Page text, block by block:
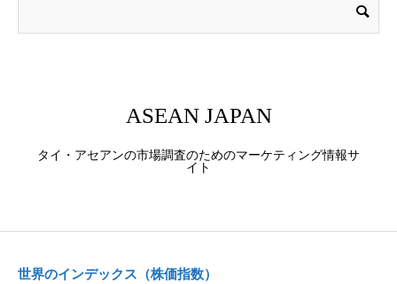
ASEAN JAPAN
タイ・アセアンの市場調査のためのマーケティング情報サ
イト
世界のインデックス（株価指数）